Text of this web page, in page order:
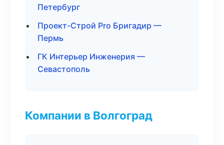
Петербург
Проект-Строй Pro Бригадир —
Пермь
ГК Интерьер Инженерия —
Севастополь
Компании в Волгоград